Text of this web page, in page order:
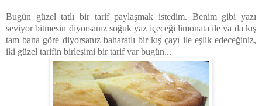
Bugün güzel tatlı bir tarif paylaşmak istedim. Benim gibi yazı
seviyor bitmesin diyorsanız soğuk yaz içeceği limonata ile ya da kış
tam bana göre diyorsanız baharatlı bir kış çayı ile eşlik edeceğiniz,
iki güzel tarifin birleşimi bir tarif var bugün...